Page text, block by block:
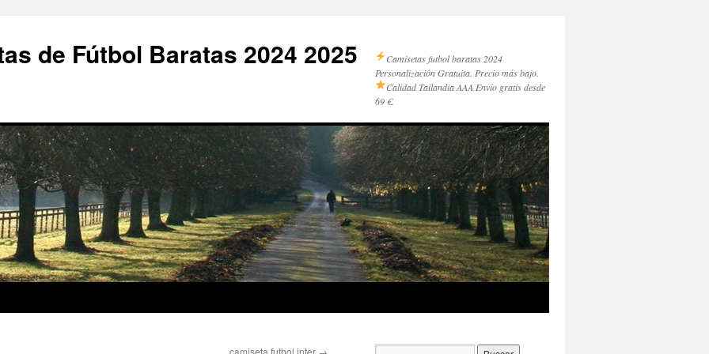
de Fútbol Baratas 2024 2025
Camisetas futbol baratas 2024
Personalización Gratuita. Precio más bajo.
Calidad Tailandia AAA Envío gratis desde
69 €.
camiseta futbol inter →